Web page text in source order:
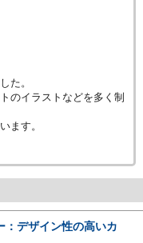
た。
のイラストなどを多く制
ます。
：デザイン性の高いカ